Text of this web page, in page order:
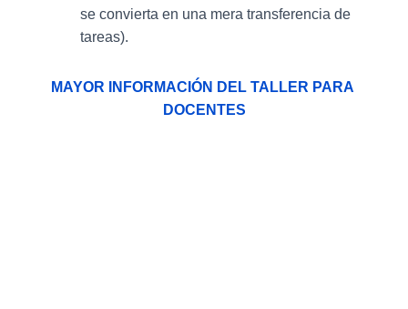
se convierta en una mera transferencia de
tareas).
MAYOR INFORMACIÓN DEL TALLER PARA
DOCENTES